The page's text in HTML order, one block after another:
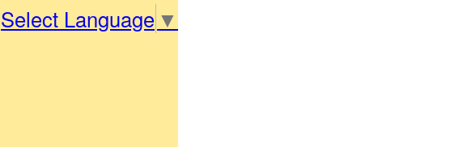
Select Language ▼